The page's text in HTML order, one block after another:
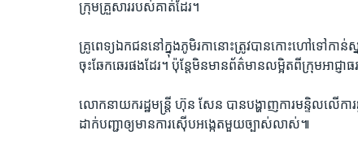
ក្រុម​គ្រួសារ​របស់​គាត់​ដែរ។
គ្រូ​ពេទ្យ​ឯកជន​នៅ​ក្នុង​ភូមិ​រកានោះត្រូវ​បាន​កោះ​ហៅទៅ​កាន់​
ចុះ​ឆែក​ឆេរ​ផង​ដែរ។ ​ប៉ុន្តែ​មិន​មាន​ព័ត៌មាន​លម្អិត​ពី​ក្រុម​អាជ្ញ
លោក​នាយករដ្ឋមន្ត្រី ​ហ៊ុន សែន បាន​បង្ហាញ​ការ​មន្ទិលលើ​ក
ដាក់​បញ្ជា​ឲ្យ​មាន​ការ​ស៊ើប​អង្កេត​មួយ​ច្បាស់​លាស់៕